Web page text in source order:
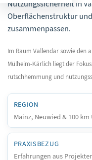
Nutzungssicherheit in
Oberflächenstruktur
zusammenpassen.
Im Raum Vallendar sowie den
Mülheim-Kärlich liegt der
rutschhemmung und
REGION
Mainz, Neuwied & 100 km
PRAXISBEZUG
Erfahrungen aus